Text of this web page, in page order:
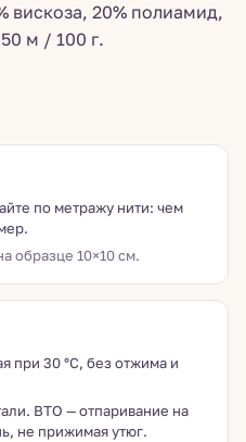
вискоза, 20% полиамид,
м / 100 г.
по метражу нити: чем
образце 10×10 см.
при 30 °C, без отжима и
ВТО — отпаривание на
не прижимая утюг.